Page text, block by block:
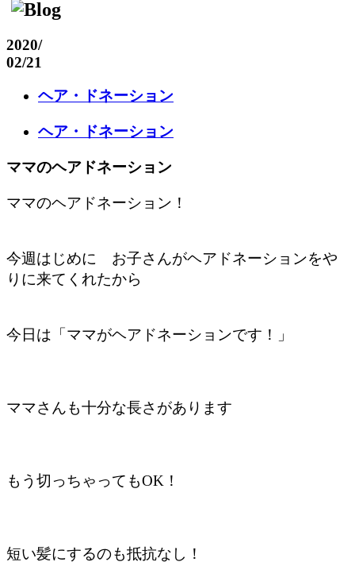
2020/
02/21
ヘア・ドネーション
ヘア・ドネーション
ママのヘアドネーション
ママのヘアドネーション！
今週はじめに お子さんがヘアドネーションをや
りに来てくれたから
今日は「ママがヘアドネーションです！」
ママさんも十分な長さがあります
もう切っちゃってもOK！
短い髪にするのも抵抗なし！